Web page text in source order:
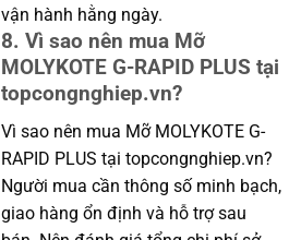
vận hành hằng ngày.
8. Vì sao nên mua Mỡ
MOLYKOTE G-RAPID PLUS tại
topcongnghiep.vn?
Vì sao nên mua Mỡ MOLYKOTE G-
RAPID PLUS tại topcongnghiep.vn?
Người mua cần thông số minh bạch,
giao hàng ổn định và hỗ trợ sau